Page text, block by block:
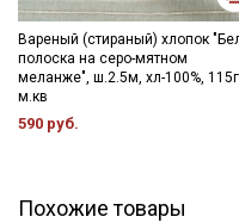
- противопоказано
- сушить в
пересушивать).
ткани в зависимости от
Вареный (стираный) хлопок
полоска на серо-мятном
меланже", ш.2.5м, хл-100%,
м.кв
590 руб.
Похожие товары